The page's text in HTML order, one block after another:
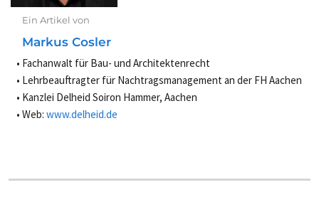
Ein Artikel von
Markus Cosler
Fachanwalt für Bau- und Architektenrecht
Lehrbeauftragter für Nachtragsmanagement an der FH Aachen
Kanzlei Delheid Soiron Hammer, Aachen
Web: www.delheid.de